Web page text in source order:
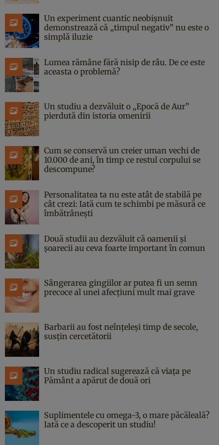
Un experiment cuantic neobișnuit
demonstrează că „timpul negativ” nu este o
simplă iluzie
Lumea rămâne fără nisip de râu. De ce este
aceasta o problemă?
Un studiu a dezvăluit o „Epocă de Aur”
pierdută din istoria omenirii
Cum se conservă un creier uman vechi de
10.000 de ani, în timp ce restul corpului se
descompune?
Personalitatea ta nu este atât de stabilă pe
cât crezi: Iată cum te schimbi pe măsură ce
îmbătrânești
Două studii au dezvăluit că oamenii și
șoarecii au ceva foarte important în comun
Sângerarea gingiilor ar putea fi un semn
precoce al unei afecțiuni mult mai grave
Barbarii au fost neînțeleși timp de secole,
susțin cercetătorii
Un studiu radical sugerează că viața pe
Pământ a apărut de două ori
Suplimentele cu omega-3, o mare păcăleală?
Iată ce a descoperit un studiu!